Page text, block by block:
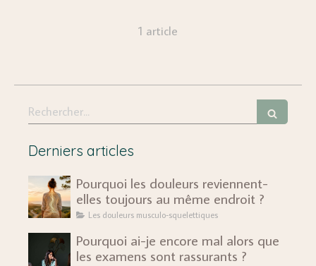
1 article
Rechercher
Derniers articles
Pourquoi les douleurs reviennent-
elles toujours au même endroit ?
Les douleurs musculo-squelettiques
Pourquoi ai-je encore mal alors que
les examens sont rassurants ?